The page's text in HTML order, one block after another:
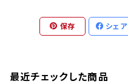
保存 シェア
最近チェックした商品